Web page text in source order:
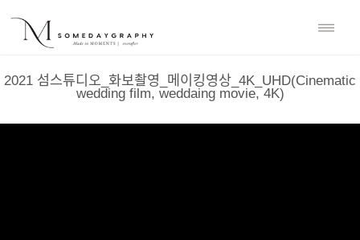
2021 섬스튜디오_화보촬영_메이킹영상_4K_UHD(Cinematic
wedding film, weddaing movie, 4K)